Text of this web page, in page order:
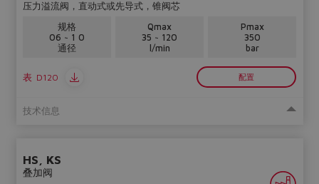
configurator?
The running selection will be
lost.
压力溢流阀，直动式或先导式，锥阀芯
规格
06 ~ 1 0
通径
Qmax
35 ~ 120
l/min
Pmax
350
bar
表 D120 配置
技术信息
HS, KS
叠加阀